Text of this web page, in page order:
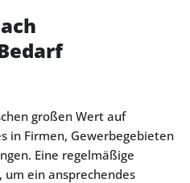
großen Wert auf
in Firmen, Gewerbegebieten
Eine regelmäßige
um ein ansprechendes